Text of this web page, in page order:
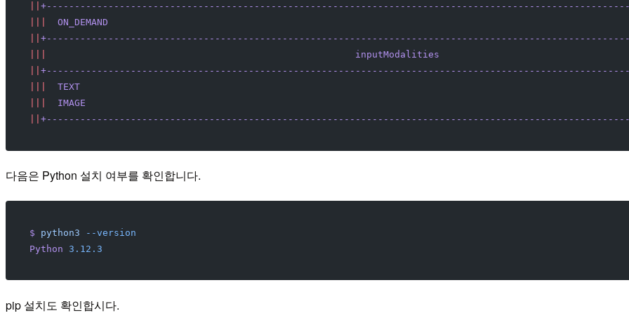
  ON_DEMAND
                                                       inputModalities
  TEXT
  IMAGE
다음은 Python 설치 여부를 확인합니다.
$ python3 --version
Python 3.12.3
pip 설치도 확인합시다.